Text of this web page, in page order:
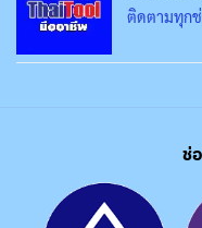
ติดตามทุกช่
ช่